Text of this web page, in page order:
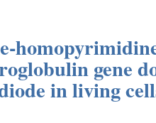
gene
in living